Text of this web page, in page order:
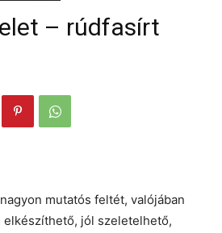
– rúdfasírt
mutatós feltét, valójában
jól szeletelhető,